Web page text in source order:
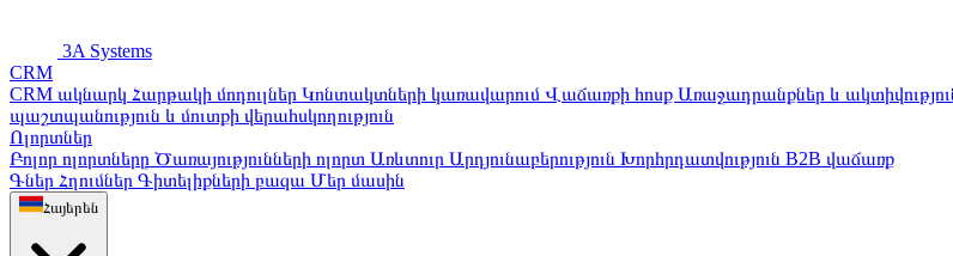
3A Systems
CRM
CRM ակնարկ Հարթակի մոդուլներ Կոնտակտների կառավարում Վաճառքի հոսք Առաջադրանքներ և
պաշտպանություն և մուտքի վերահսկողություն
Ոլորտներ
Բոլոր ոլորտները Ծառայությունների ոլորտ Առևտուր Արդյունաբերություն Խորհրդատվություն B2B վաճառք
Գներ Հղումներ Գիտելիքների բազա Մեր մասին
Հայերեն